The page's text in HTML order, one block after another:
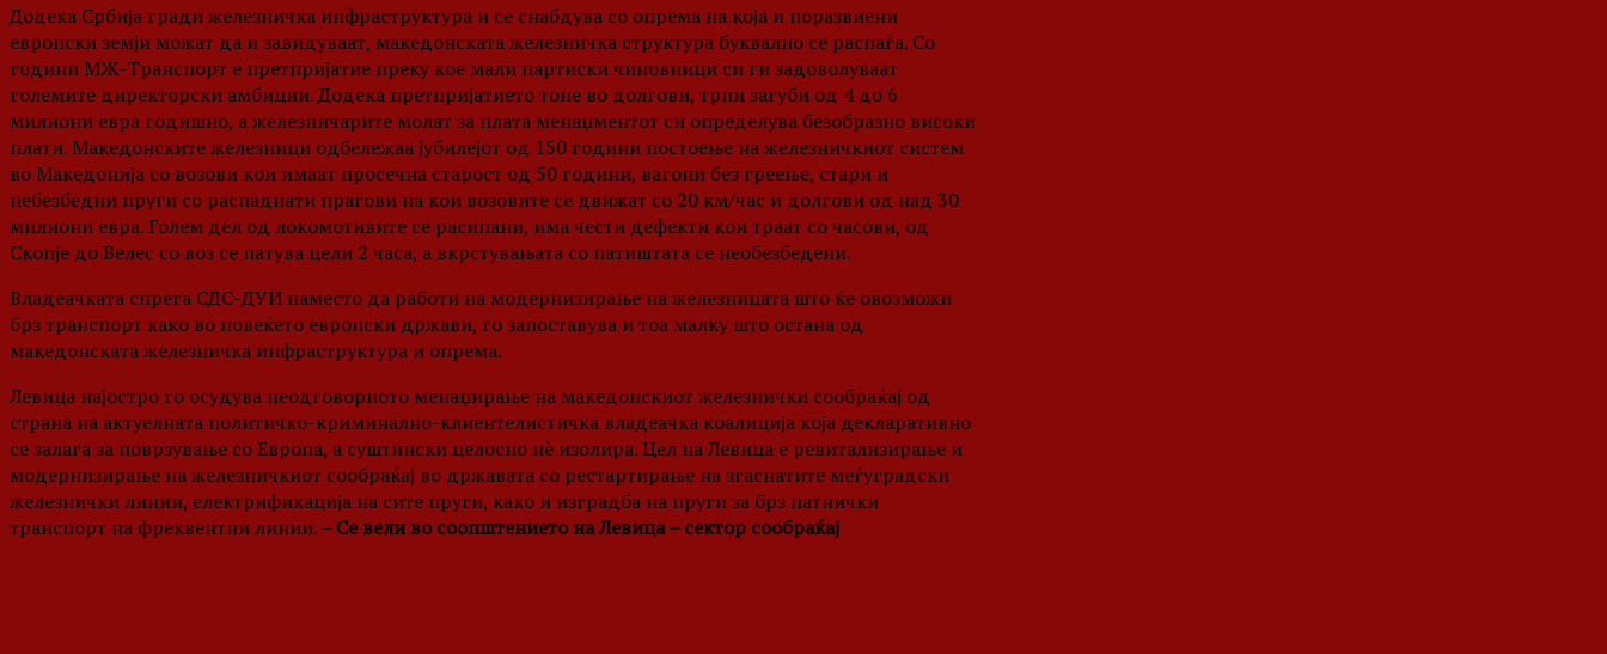
Додека Србија гради железничка инфраструктура и се снабдува со опрема на која и поразвиени
европски земји можат да и завидуваат, македонската железничка структура буквално се распаѓа. Со
години МЖ-Транспорт е претпријатие преку кое мали партиски чиновници си ги задоволуваат
големите директорски амбиции. Додека претпријатието тоне во долгови, трпи загуби од 4 до 6
милиони евра годишно, а железничарите молат за плата менаџментот си определува безобразно високи
плати. Македонските железници одбележаа јубилејот од 150 години постоење на железничкиот систем
во Македонија со возови кои имаат просечна старост од 50 години, вагони без греење, стари и
небезбедни пруги со распаднати прагови на кои возовите се движат со 20 км/час и долгови од над 30
милиони евра. Голем дел од локомотивите се расипани, има чести дефекти кои траат со часови, од
Скопје до Велес со воз се патува цели 2 часа, а вкрстувањата со патиштата се необезбедени.
Владеачката спрега СДС-ДУИ наместо да работи на модернизирање на железницата што ќе овозможи
брз транспорт како во повеќето европски држави, го запоставува и тоа малку што остана од
македонската железничка инфраструктура и опрема.
Левица најостро го осудува неодговорното менаџирање на македонскиот железнички сообраќај од
страна на актуелната политичко-криминално-клиентелистичка владеачка коалиција која декларативно
се залага за поврзување со Европа, а суштински целосно нè изолира. Цел на Левица е ревитализирање и
модернизирање на железничкиот сообраќај во државата со рестартирање на згаснатите меѓуградски
железнички линии, електрификација на сите пруги, како и изградба на пруги за брз патнички
транспорт на фреквентни линии. – Се вели во соопштението на Левица – сектор сообраќај